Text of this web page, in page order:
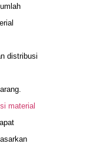
distribusi
material